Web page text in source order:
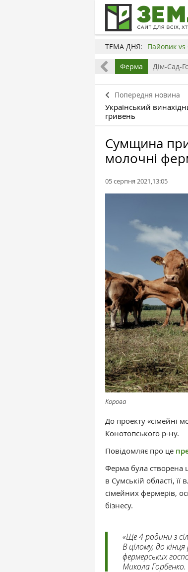
ТЕМА ДНЯ: Пайовик vs
Бізнес Ферма Дім-Сад-
Попередня новина
Український
гривень
Сумщина
молочні
05 серпня 2021,13:05
Корова
До проекту «сімейні
Конотопського р-ну.
Повідомляє про це
Ферма була створена
в Сумській області,
сімейних фермерів,
бізнесу.
«Ще 4 родини з
В цілому, до
фермерських
Микола Горбенко.